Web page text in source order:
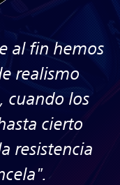
al fin hemos
realismo
cuando los
cierto
resistencia